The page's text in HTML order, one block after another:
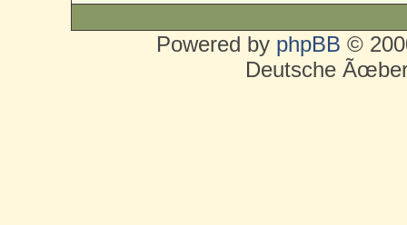
Powered by phpBB ©
Deutsche